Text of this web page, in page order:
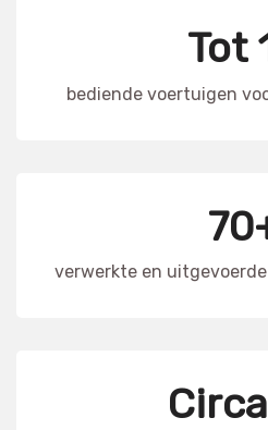
Tot
bediende voertuigen
verwerkte en